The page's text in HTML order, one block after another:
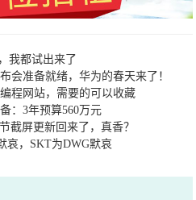
我都试出来了
会准备就绪，华为的春天来了！
程网站，需要的可以收藏
：3年预算560万元
截屏更新回来了，真香？
哀，SKT为DWG默哀